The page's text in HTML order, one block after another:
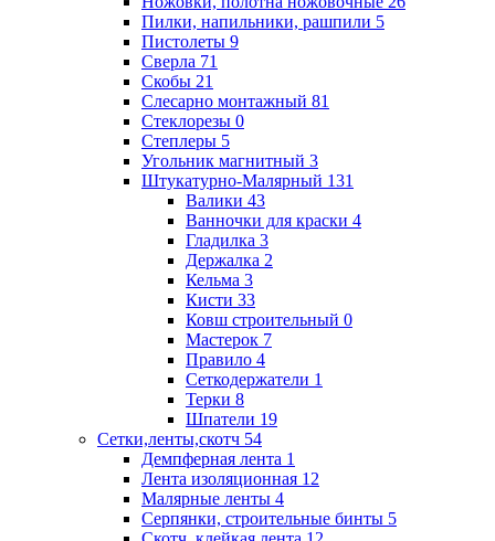
Пилки, напильники, рашпили 5
Пистолеты 9
Сверла 71
Скобы 21
Слесарно монтажный 81
Стеклорезы 0
Степлеры 5
Угольник магнитный 3
Штукатурно-Малярный 131
Валики 43
Ванночки для краски 4
Гладилка 3
Держалка 2
Кельма 3
Кисти 33
Ковш строительный 0
Мастерок 7
Правило 4
Сеткодержатели 1
Терки 8
Шпатели 19
Сетки,ленты,скотч 54
Демпферная лента 1
Лента изоляционная 12
Малярные ленты 4
Серпянки, строительные бинты 5